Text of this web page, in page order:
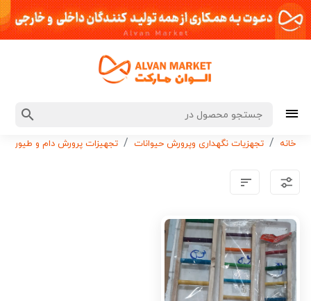
خانه تجهزیات نگهداری وپرورش حیوانات تجهیزات پرورش دام و طیور